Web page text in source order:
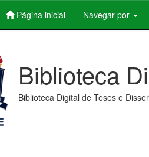
Página inicial Navegar por
Biblioteca
Biblioteca Digital de Teses e